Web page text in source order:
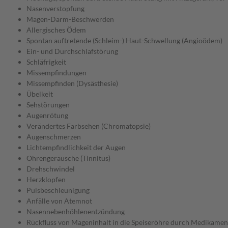
Nasenverstopfung
Magen-Darm-Beschwerden
Allergisches Ödem
Spontan auftretende (Schleim-) Haut-Schwellung (Angioödem)
Ein- und Durchschlafstörung
Schläfrigkeit
Missempfindungen
Missempfinden (Dysästhesie)
Übelkeit
Sehstörungen
Augenrötung
Verändertes Farbsehen (Chromatopsie)
Augenschmerzen
Lichtempfindlichkeit der Augen
Ohrengeräusche (Tinnitus)
Drehschwindel
Herzklopfen
Pulsbeschleunigung
Anfälle von Atemnot
Nasennebenhöhlenentzündung
Rückfluss von Mageninhalt in die Speiseröhre durch